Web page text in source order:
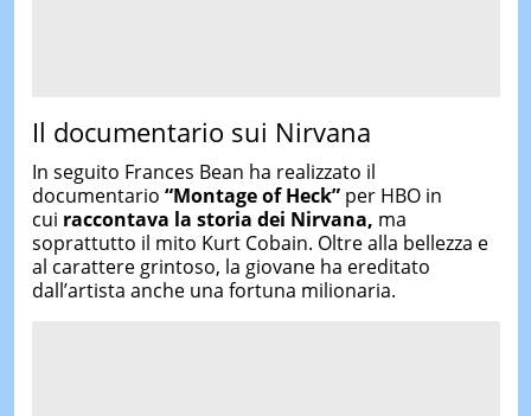
Il documentario sui Nirvana
In seguito Frances Bean ha realizzato il
documentario “Montage of Heck”per HBO in
cui raccontava la storia dei Nirvana, ma
soprattutto il mito Kurt Cobain. Oltre alla bellezza e
al carattere grintoso, la giovane ha ereditato
dall’artista anche una fortuna milionaria.